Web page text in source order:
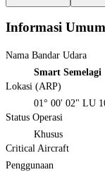
Informasi Umum
Nama Bandar Udara
Smart Semelagi
Lokasi (ARP)
01° 00' 02" LU
Status Operasi
Khusus
Critical Aircraft
Penggunaan